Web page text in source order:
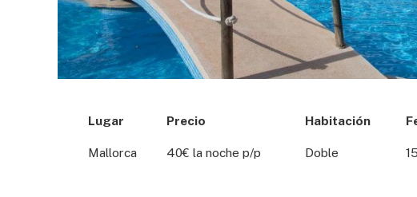
Lugar Precio Habitación
Mallorca 40€ la noche p/p Doble